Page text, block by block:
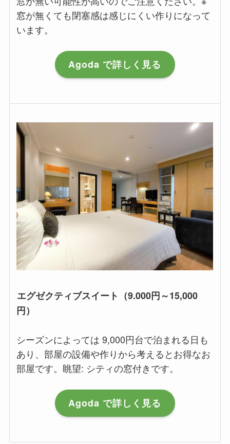
窓が無くても閉塞感は感じにくい作りになって
います。
Agoda で詳しく見る
エグゼクティブスイート（9.000円～15,000
円）
シーズンによっては 9,000円台で泊まれる日も
あり、部屋の設備や作りから考えるとお得なお
部屋です。眺望: シティの窓付きです。
Agoda で詳しく見る